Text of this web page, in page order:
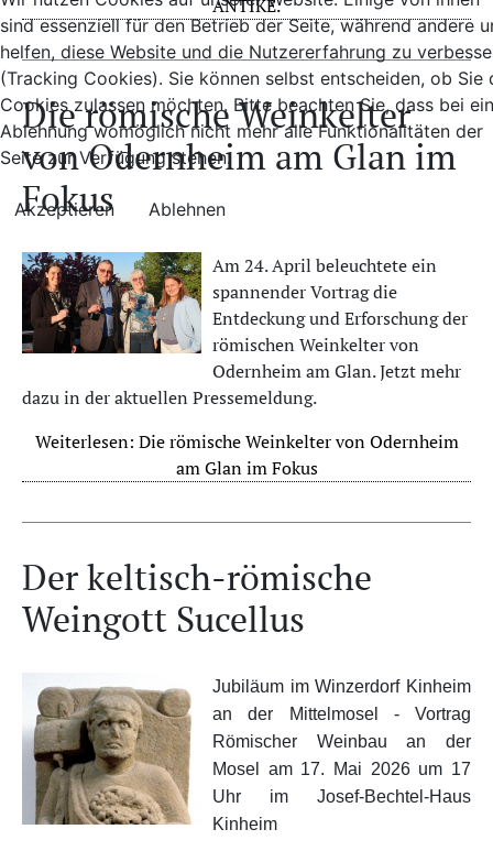
ANTIKE.
Die römische Weinkelter
von Odernheim am Glan im
Fokus
Am 24. April beleuchtete ein
spannender Vortrag die
Entdeckung und Erforschung der
römischen Weinkelter von
Odernheim am Glan. Jetzt mehr
dazu in der aktuellen Pressemeldung.
Weiterlesen: Die römische Weinkelter von Odernheim
am Glan im Fokus
Der keltisch-römische
Weingott Sucellus
Jubiläum im Winzerdorf Kinheim
an der Mittelmosel - Vortrag
Römischer Weinbau an der
Mosel am 17. Mai 2026 um 17
Uhr im Josef-Bechtel-Haus
Kinheim
sind essenziell für den Betrieb der Seite, während andere
helfen, diese Website und die Nutzererfahrung zu
(Tracking Cookies). Sie können selbst entscheiden, ob Sie
Cookies zulassen möchten. Bitte beachten Sie, dass bei
Ablehnung womöglich nicht mehr alle Funktionalitäten der
Seite zur Verfügung stehen.
Akzeptieren Ablehnen